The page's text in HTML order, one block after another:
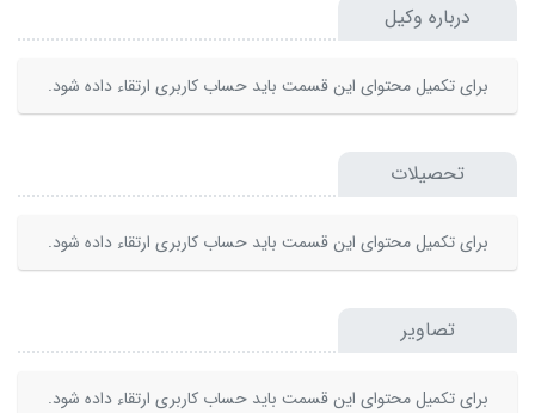
درباره وکیل
برای تکمیل محتوای این قسمت باید حساب کاربری ارتقاء داده شود.
تحصیلات
برای تکمیل محتوای این قسمت باید حساب کاربری ارتقاء داده شود.
تصاویر
برای تکمیل محتوای این قسمت باید حساب کاربری ارتقاء داده شود.